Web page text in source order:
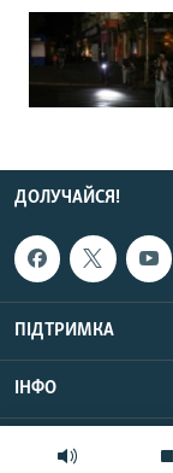
ДОЛУЧАЙСЯ!
ПІДТРИМКА
ІНФО